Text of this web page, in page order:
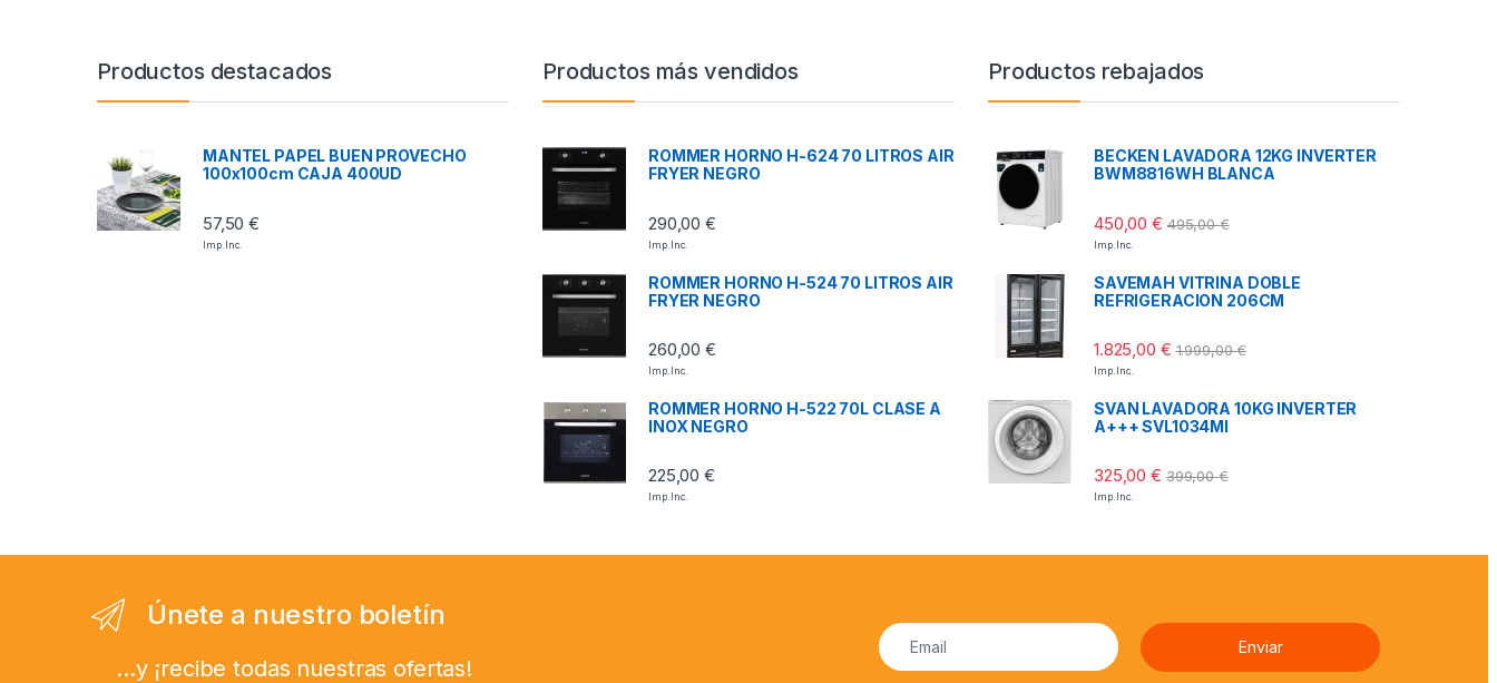
Productos destacados
MANTEL PAPEL BUEN PROVECHO
100x100cm CAJA 400UD
57,50€
Imp. Inc.
Productos más vendidos
ROMMER HORNO H-624 70 LITROS AIR
FRYER NEGRO
290,00€
Imp. Inc.
ROMMER HORNO H-524 70 LITROS AIR
FRYER NEGRO
260,00€
Imp. Inc.
ROMMER HORNO H-522 70L CLASE A
INOX NEGRO
225,00€
Imp. Inc.
Productos rebajados
BECKEN LAVADORA 12KG INVERTER
BWM8816WH BLANCA
450,00€ 495,00€
Imp. Inc.
SAVEMAH VITRINA DOBLE
REFRIGERACION 206CM
1.825,00 € 1.999,00€
Imp. Inc.
SVAN LAVADORA 10KG INVERTER
A+++ SVL1034MI
325,00€ 399,00€
Imp. Inc.
Únete a nuestro boletín
...y ¡recibe todas nuestras ofertas!